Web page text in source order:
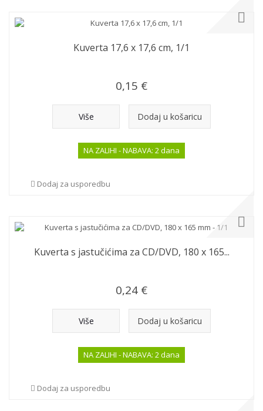
Kuverta 17,6 x 17,6 cm, 1/1
0,15 €
Više Dodaj u košaricu
NA ZALIHI - NABAVA: 2 dana
Dodaj za usporedbu
Kuverta s jastučićima za CD/DVD, 180 x 165...
0,24 €
Više Dodaj u košaricu
NA ZALIHI - NABAVA: 2 dana
Dodaj za usporedbu